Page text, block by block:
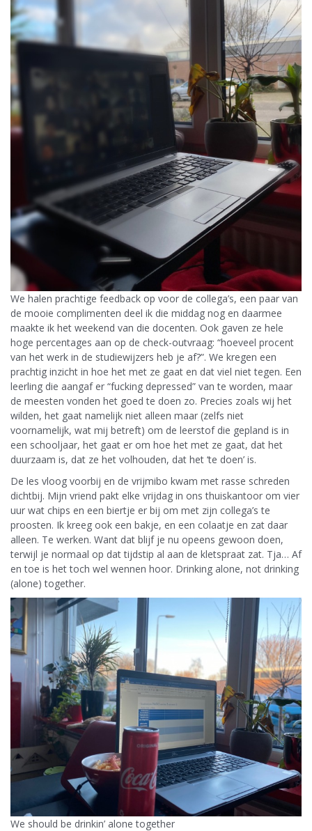
We halen prachtige feedback op voor de collega’s, een paar van
de mooie complimenten deel ik die middag nog en daarmee
maakte ik het weekend van die docenten. Ook gaven ze hele
hoge percentages aan op de check-outvraag: “hoeveel procent
van het werk in de studiewijzers heb je af?”. We kregen een
prachtig inzicht in hoe het met ze gaat en dat viel niet tegen. Een
leerling die aangaf er “fucking depressed” van te worden, maar
de meesten vonden het goed te doen zo. Precies zoals wij het
wilden, het gaat namelijk niet alleen maar (zelfs niet
voornamelijk, wat mij betreft) om de leerstof die gepland is in
een schooljaar, het gaat er om hoe het met ze gaat, dat het
duurzaam is, dat ze het volhouden, dat het ‘te doen’ is.
De les vloog voorbij en de vrijmibo kwam met rasse schreden
dichtbij. Mijn vriend pakt elke vrijdag in ons thuiskantoor om vier
uur wat chips en een biertje er bij om met zijn collega’s te
proosten. Ik kreeg ook een bakje, en een colaatje en zat daar
alleen. Te werken. Want dat blijf je nu opeens gewoon doen,
terwijl je normaal op dat tijdstip al aan de kletspraat zat. Tja… Af
en toe is het toch wel wennen hoor. Drinking alone, not drinking
(alone) together.
We should be drinkin’ alone together